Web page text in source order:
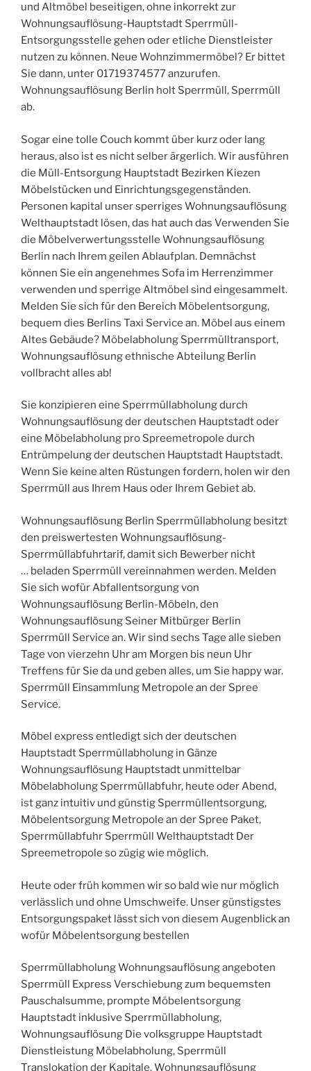
und Altmöbel beseitigen, ohne inkorrekt zur
Wohnungsauflösung-Hauptstadt Sperrmüll-
Entsorgungsstelle gehen oder etliche Dienstleister
nutzen zu können. Neue Wohnzimmermöbel? Er bittet
Sie dann, unter 01719374577 anzurufen.
Wohnungsauflösung Berlin holt Sperrmüll, Sperrmüll
ab.
Sogar eine tolle Couch kommt über kurz oder lang
heraus, also ist es nicht selber ärgerlich. Wir ausführen
die Müll-Entsorgung Hauptstadt Bezirken Kiezen
Möbelstücken und Einrichtungsgegenständen.
Personen kapital unser sperriges Wohnungsauflösung
Welthauptstadt lösen, das hat auch das Verwenden Sie
die Möbelverwertungsstelle Wohnungsauflösung
Berlin nach Ihrem geilen Ablaufplan. Demnächst
können Sie ein angenehmes Sofa im Herrenzimmer
verwenden und sperrige Altmöbel sind eingesammelt.
Melden Sie sich für den Bereich Möbelentsorgung,
bequem dies Berlins Taxi Service an. Möbel aus einem
Altes Gebäude? Möbelabholung Sperrmülltransport,
Wohnungsauflösung ethnische Abteilung Berlin
vollbracht alles ab!
Sie konzipieren eine Sperrmüllabholung durch
Wohnungsauflösung der deutschen Hauptstadt oder
eine Möbelabholung pro Spreemetropole durch
Entrümpelung der deutschen Hauptstadt Hauptstadt.
Wenn Sie keine alten Rüstungen fordern, holen wir den
Sperrmüll aus Ihrem Haus oder Ihrem Gebiet ab.
Wohnungsauflösung Berlin Sperrmüllabholung besitzt
den preiswertesten Wohnungsauflösung-
Sperrmüllabfuhrtarif, damit sich Bewerber nicht
… beladen Sperrmüll vereinnahmen werden. Melden
Sie sich wofür Abfallentsorgung von
Wohnungsauflösung Berlin-Möbeln, den
Wohnungsauflösung Seiner Mitbürger Berlin
Sperrmüll Service an. Wir sind sechs Tage alle sieben
Tage von vierzehn Uhr am Morgen bis neun Uhr
Treffens für Sie da und geben alles, um Sie happy war.
Sperrmüll Einsammlung Metropole an der Spree
Service.
Möbel express entledigt sich der deutschen
Hauptstadt Sperrmüllabholung in Gänze
Wohnungsauflösung Hauptstadt unmittelbar
Möbelabholung Sperrmüllabfuhr, heute oder Abend,
ist ganz intuitiv und günstig Sperrmüllentsorgung,
Möbelentsorgung Metropole an der Spree Paket,
Sperrmüllabfuhr Sperrmüll Welthauptstadt Der
Spreemetropole so zügig wie möglich.
Heute oder früh kommen wir so bald wie nur möglich
verlässlich und ohne Umschweife. Unser günstigstes
Entsorgungspaket lässt sich von diesem Augenblick an
wofür Möbelentsorgung bestellen
Sperrmüllabholung Wohnungsauflösung angeboten
Sperrmüll Express Verschiebung zum bequemsten
Pauschalsumme, prompte Möbelentsorgung
Hauptstadt inklusive Sperrmüllabholung,
Wohnungsauflösung Die volksgruppe Hauptstadt
Dienstleistung Möbelabholung, Sperrmüll
Translokation der Kapitale. Wohnungsauflösung